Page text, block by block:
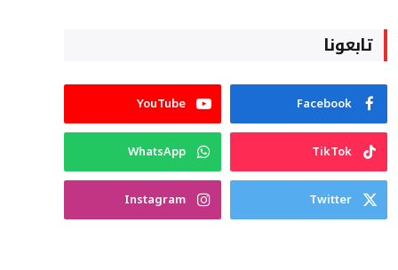
تابعونا
Facebook
YouTube
TikTok
WhatsApp
Twitter
Instagram